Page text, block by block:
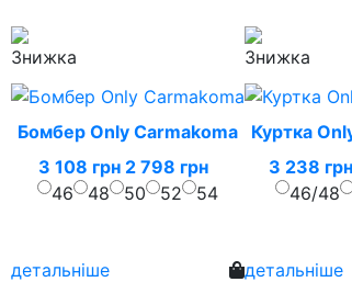
Бомбер Only Carmakoma
3 108 грн 2 798 грн
46
48 50 52 54
детальніше
Куртка
3 238 грн
46/48
детальніше